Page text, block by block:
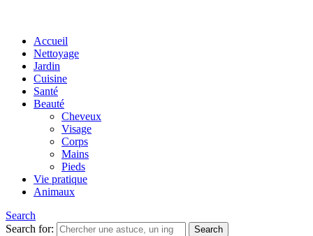
Accueil
Nettoyage
Jardin
Cuisine
Santé
Beauté
Cheveux
Visage
Corps
Mains
Pieds
Vie pratique
Animaux
Search
Search for:
Search